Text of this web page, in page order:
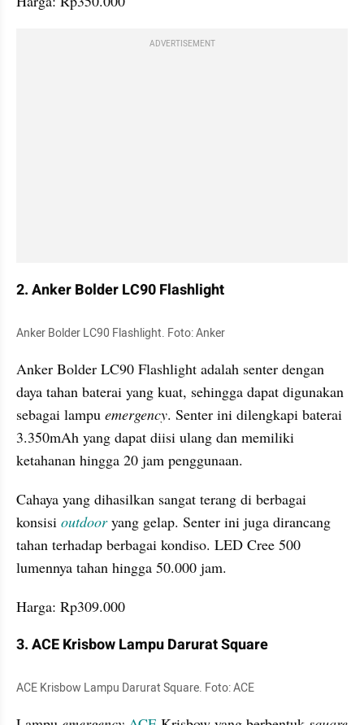
ADVERTISEMENT
2. Anker Bolder LC90 Flashlight
Anker Bolder LC90 Flashlight. Foto: Anker
Anker Bolder LC90 Flashlight adalah senter dengan
daya tahan baterai yang kuat, sehingga dapat digunakan
sebagai lampu emergency. Senter ini dilengkapi baterai
3.350mAh yang dapat diisi ulang dan memiliki
ketahanan hingga 20 jam penggunaan.
Cahaya yang dihasilkan sangat terang di berbagai
konsisi outdoor yang gelap. Senter ini juga dirancang
tahan terhadap berbagai kondiso. LED Cree 500
lumennya tahan hingga 50.000 jam.
Harga: Rp309.000
3. ACE Krisbow Lampu Darurat Square
ACE Krisbow Lampu Darurat Square. Foto: ACE